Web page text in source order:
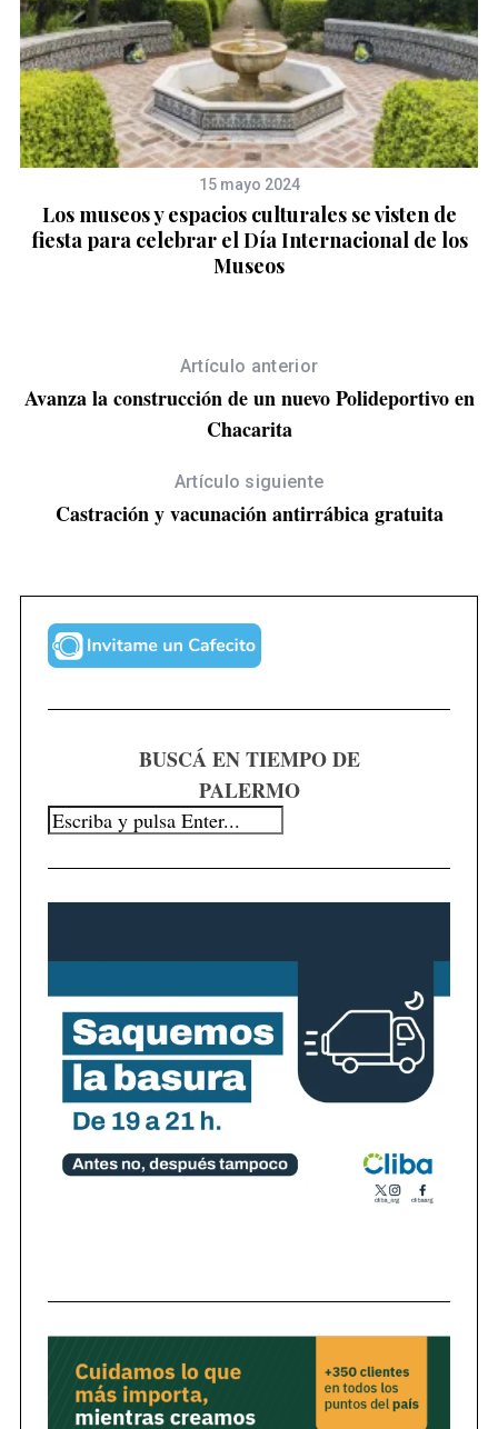
15 mayo 2024
Los museos y espacios culturales se visten de
fiesta para celebrar el Día Internacional de los
Museos
Artículo anterior
Avanza la construcción de un nuevo Polideportivo en
Chacarita
Artículo siguiente
Castración y vacunación antirrábica gratuita
BUSCÁ EN TIEMPO DE
PALERMO
S
c
h
r